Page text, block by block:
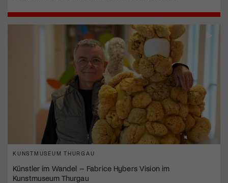
KUNSTMUSEUM THURGAU
Künstler im Wandel – Fabrice Hybers Vision im
Kunstmuseum Thurgau